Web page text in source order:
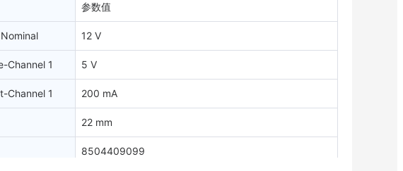
参数值
12 V
Channel 1 5 V
Channel 1 200 mA
22 mm
8504409099